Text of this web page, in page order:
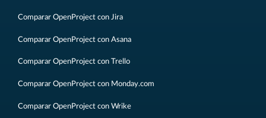
Comparar OpenProject con Jira
Comparar OpenProject con Asana
Comparar OpenProject con Trello
Comparar OpenProject con Monday.com
Comparar OpenProject con Wrike